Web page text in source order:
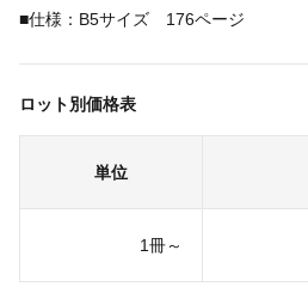
■仕様：B5サイズ 176ページ
ロット別価格表
単位
1冊～